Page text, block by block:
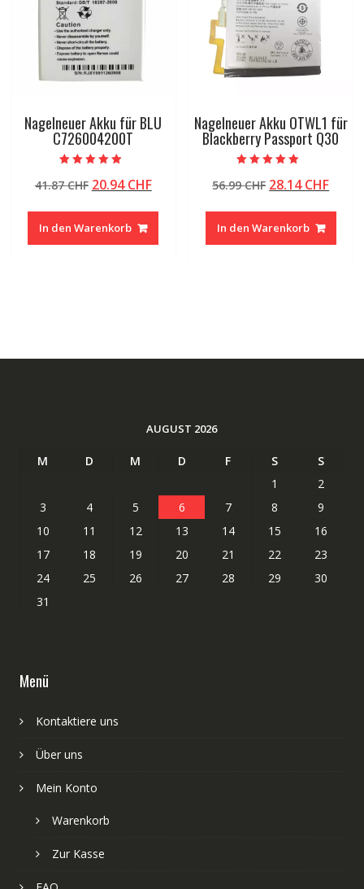
Nagelneuer Akku für BLU
C726004200T
5.00
von 5
41.87CHF Ursprünglicher
war:
41.87 CHF
20.94CHFAktueller
In den Warenkorb
Nagelneuer Akku OTWL1 für
Blackberry Passport Q30
4.50
von 5
56.99CHF Ursprünglicher
war:
56.99 CHF
28.14CHF
In den Warenkorb
AUGUST 2026
M D M D F S
S
1
2
3
4 5 6 7 8
9
10
11 12 13 14 15
16
17
18 19 20 21 22
23
24
25 26 27 28 29
30
31
Menü
Kontaktiere uns
Über uns
Mein Konto
Warenkorb
Zur Kasse